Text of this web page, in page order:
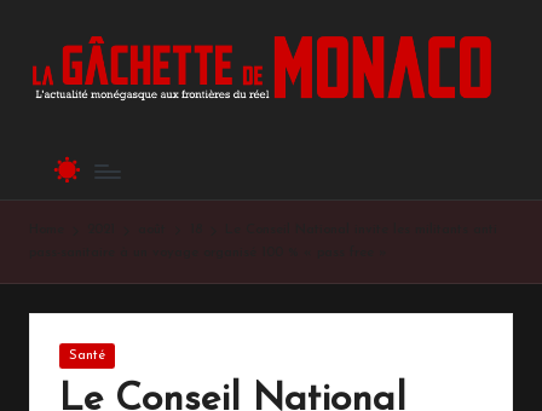
a
et
te
L'actualité
monégasque
aux
réel
Posted
in
Santé
Le Conseil National